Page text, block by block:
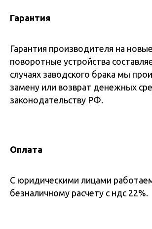
Гарантия
Гарантия производителя на
поворотные устройства
случаях заводского брака мы
замену или возврат денежных
законодательству РФ.
Оплата
С юридическими лицами
безналичному расчету с ндс 22%.